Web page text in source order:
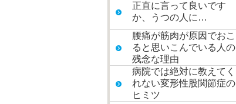
正直に言って良いです
か、うつの人に…
腰痛が筋肉が原因でおこ
ると思いこんでいる人の
残念な理由
病院では絶対に教えてく
れない変形性股関節症の
ヒミツ